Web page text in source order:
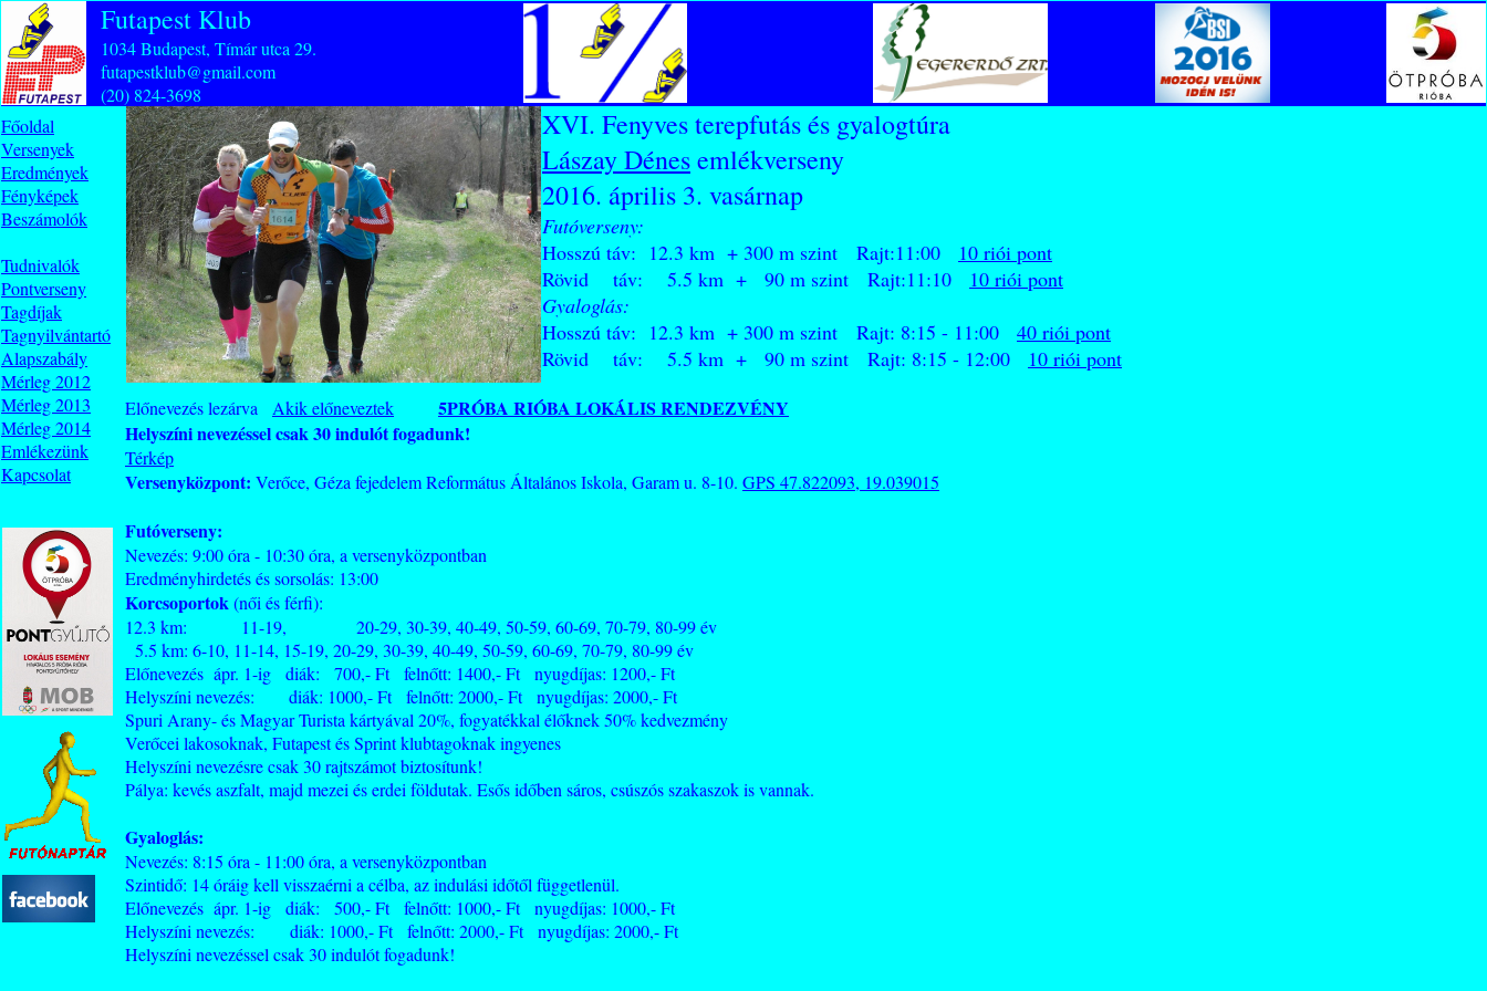
Futapest Klub
1034 Budapest, Tímár utca 29.
futapestklub@gmail.com
(20) 824-3698
Főoldal
Versenyek
Eredmények
Fényképek
Beszámolók
Tudnivalók
Pontverseny
Tagdíjak
Tagnyilvántartó
Alapszabály
Mérleg 2012
Mérleg 2013
Mérleg 2014
Emlékezünk
Kapcsolat
XVI. Fenyves terepfutás és gyalogtúra
Lászay Dénesemlékverseny
2016. április 3. vasárnap
Futóverseny:
Hosszú táv: 12.3 km + 300 m szint Rajt:11:00 10 riói pont
Rövid táv: 5.5 km + 90 m szint Rajt:11:10 10 riói pont
Gyaloglás:
Hosszú táv: 12.3 km + 300 m szint Rajt: 8:15 - 11:00 40 riói pont
Rövid táv: 5.5 km + 90 m szint Rajt: 8:15 - 12:00 10 riói pont
Előnevezés lezárva Akik előneveztek
5PRÓBA RIÓBA LOKÁLIS RENDEZVÉNY
Helyszíni nevezéssel csak 30 indulót fogadunk!
Térkép
Versenyközpont: Verőce, Géza fejedelem Református Általános Iskola, Garam u. 8-10. GPS 47.822093, 19.039015
Futóverseny:
Nevezés: 9:00 óra - 10:30 óra, a versenyközpontban
Eredményhirdetés és sorsolás: 13:00
Korcsoportok(női és férfi):
12.3 km: 11-19, 20-29, 30-39, 40-49, 50-59, 60-69, 70-79, 80-99 év
5.5 km: 6-10, 11-14, 15-19, 20-29, 30-39, 40-49, 50-59, 60-69, 70-79, 80-99 év
Előnevezés ápr. 1-ig diák: 700,- Ft felnőtt: 1400,- Ft nyugdíjas: 1200,- Ft
Helyszíni nevezés: diák: 1000,- Ft felnőtt: 2000,- Ft nyugdíjas: 2000,- Ft
Spuri Arany- és Magyar Turista kártyával 20%, fogyatékkal élőknek 50% kedvezmény
Verőcei lakosoknak, Futapest és Sprint klubtagoknak ingyenes
Helyszíni nevezésre csak 30 rajtszámot biztosítunk!
Pálya: kevés aszfalt, majd mezei és erdei földutak. Esős időben sáros, csúszós szakaszok is vannak.
Gyaloglás:
Nevezés: 8:15 óra - 11:00 óra, a versenyközpontban
Szintidő: 14 óráig kell visszaérni a célba, az indulási időtől függetlenül.
Előnevezés ápr. 1-ig diák: 500,- Ft felnőtt: 1000,- Ft nyugdíjas: 1000,- Ft
Helyszíni nevezés: diák: 1000,- Ft felnőtt: 2000,- Ft nyugdíjas: 2000,- Ft
Helyszíni nevezéssel csak 30 indulót fogadunk!